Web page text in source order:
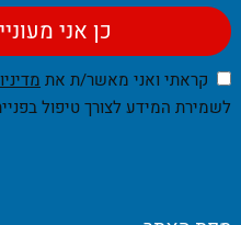
קראתי ואני מאשר/ת את
לשמירת המידע לצורך טיפול